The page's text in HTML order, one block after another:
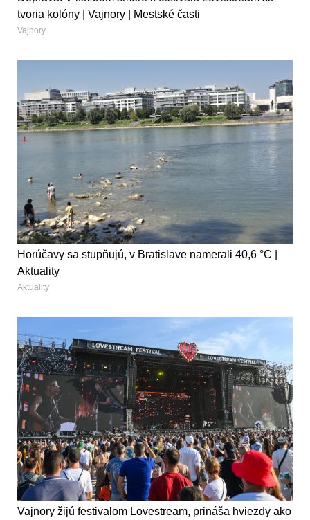
tvoria kolóny | Vajnory | Mestské časti
Vajnory
Horúčavy sa stupňujú, v Bratislave namerali 40,6 °C |
Aktuality
Aktuality
Vajnory žijú festivalom Lovestream, prináša hviezdy ako